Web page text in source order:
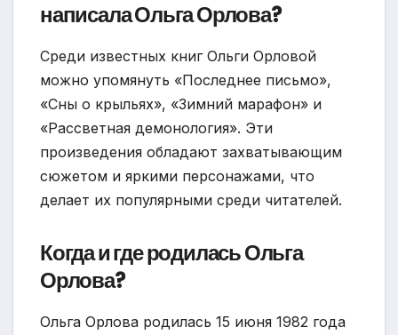
написала Ольга Орлова?
Среди известных книг Ольги Орловой
можно упомянуть «Последнее письмо»,
«Сны о крыльях», «Зимний марафон» и
«Рассветная демонология». Эти
произведения обладают захватывающим
сюжетом и яркими персонажами, что
делает их популярными среди читателей.
Когда и где родилась Ольга
Орлова?
Ольга Орлова родилась 15 июня 1982 года